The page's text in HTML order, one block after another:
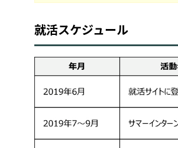
就活スケジュール